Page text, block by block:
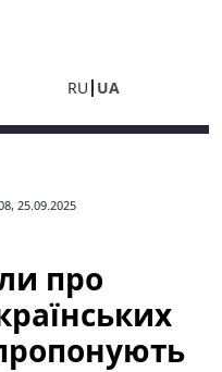
RU UA
25.09.2025
про